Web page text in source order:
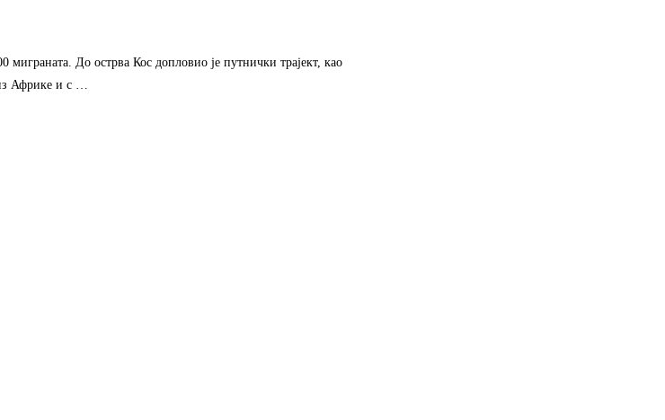
миграната. До острва Кос допловио је путнички трајект, као
из Африке и с …